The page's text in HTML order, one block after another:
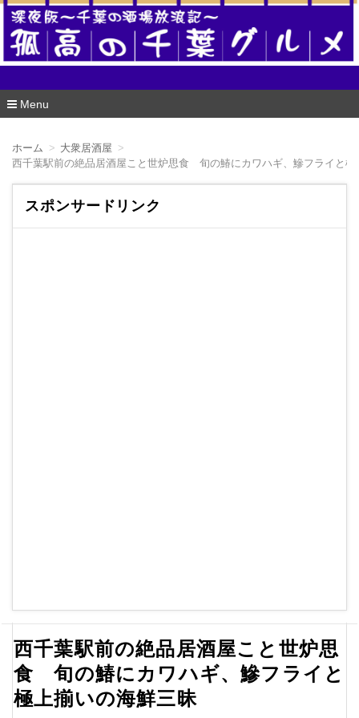
酒場版 孤高の千葉グルメ
Menu
ホーム
大衆居酒屋
西千葉駅前の絶品居酒屋こと世炉思食 旬の鰆にカワハギ、鰺フライと極
スポンサードリンク
西千葉駅前の絶品居酒屋こと世炉思
食 旬の鰆にカワハギ、鰺フライと
極上揃いの海鮮三昧